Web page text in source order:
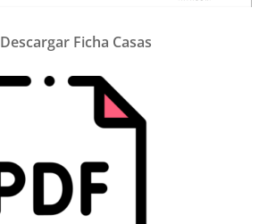
Descargar Ficha Casas